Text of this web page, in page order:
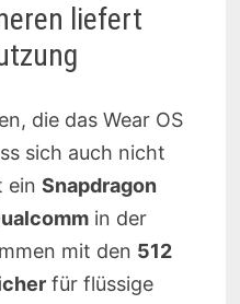
liefert
die das Wear OS
sich auch nicht
ein Snapdragon
in der
mit den 512
für flüssige